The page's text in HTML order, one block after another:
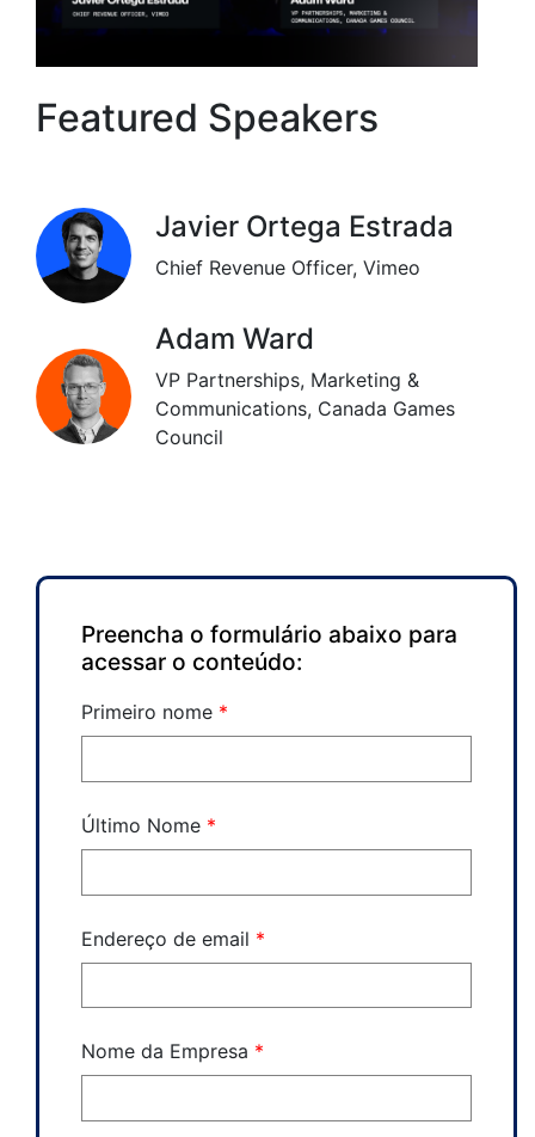
Featured Speakers
Javier Ortega Estrada
Chief Revenue Officer, Vimeo
Adam Ward
VP Partnerships, Marketing &
Communications, Canada Games
Council
Preencha o formulário abaixo para
acessar o conteúdo:
Primeiro nome *
Último Nome *
Endereço de email *
Nome da Empresa *